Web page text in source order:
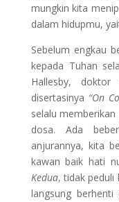
mungkin kita
dalam hidupmu,
Sebelum engkau
kepada Tuhan
Hallesby,
disertasinya “On
selalu
dosa. Ada
anjurannya, kita
kawan baik hati
Kedua, tidak peduli
langsung